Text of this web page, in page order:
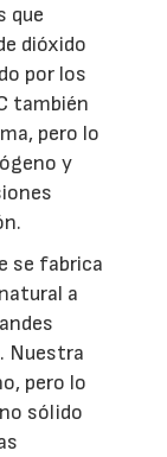
que
dióxido
por los
también
pero lo
y
se fabrica
a
Nuestra
pero lo
sólido